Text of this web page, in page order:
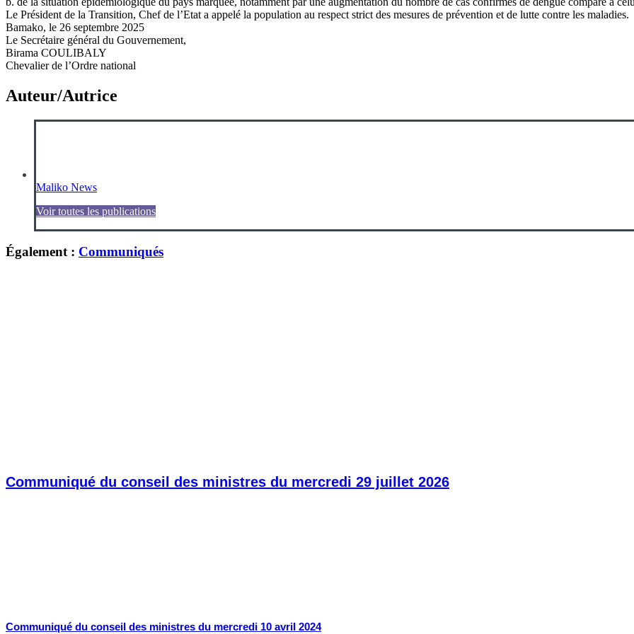
Le Président de la Transition, Chef de l’Etat a appelé la population au respect strict des mesures de prévention et de lutte contre les maladies.
Bamako, le 26 septembre 2025
Le Secrétaire général du Gouvernement,
Birama COULIBALY
Chevalier de l’Ordre national
Auteur/Autrice
Maliko News
Voir toutes les publications
Également : Communiqués
Communiqué du conseil des ministres du mercredi 29 juillet 2026
Communiqué du conseil des ministres du mercredi 10 avril 2024